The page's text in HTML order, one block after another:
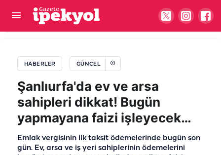
HABERLER GÜNCEL
Şanlıurfa'da ev ve arsa
sahipleri dikkat! Bugün
yapmayana faizi işleyecek…
Emlak vergisinin ilk taksit ödemelerinde bugün son
gün. Ev, arsa ve iş yeri sahiplerinin ödemelerini
Cumhurbaşkanı Erdoğan ile Bahçeli ile bir araya